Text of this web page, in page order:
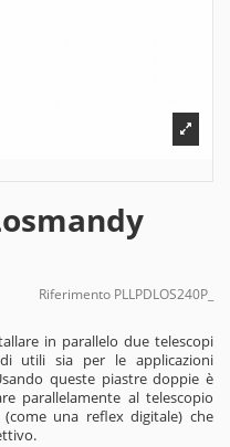
Riferimento PLLPDLOS240P_
in parallelo due telescopi
utili sia per le applicazioni
queste piastre doppie è
parallelamente al telescopio
una reflex digitale) che